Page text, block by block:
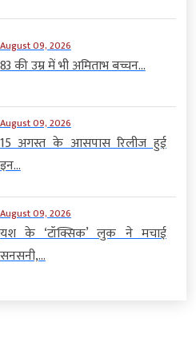
August 09, 2026
83 की उम्र में भी अमिताभ बच्चन...
August 09, 2026
15 अगस्त के आसपास रिलीज हुई
इन...
August 09, 2026
यश के ‘टॉक्सिक’ लुक ने मचाई
सनसनी,...